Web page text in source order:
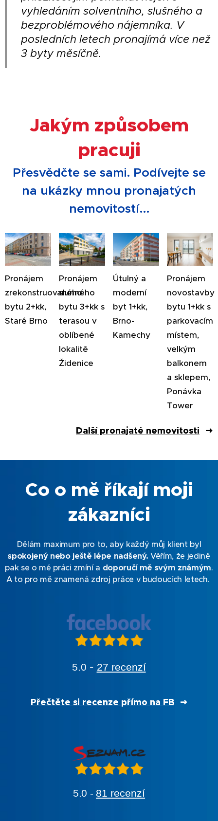
vyhledáním solventního, slušného a
bezproblémového nájemníka. V
posledních letech pronajímá více než
3 byty měsíčně.
Jakým způsobem
pracuji
Přesvědčte se sami. Podívejte se
na ukázky mnou pronajatých
nemovitostí...
Pronájem
zrekonstruovaného
bytu 2+kk,
Staré Brno
Pronájem
slunného
bytu 3+kk s
terasou v
oblíbené
lokalitě
Židenice
Útulný a
moderní
byt 1+kk,
Brno-
Kamechy
Pronájem
novostavby
bytu 1+kk s
parkovacím
místem,
velkým
balkonem
a sklepem,
Ponávka
Tower
Další pronajaté nemovitosti
Co o mě říkají moji
zákazníci
Dělám maximum pro to, aby každý můj klient byl
spokojený nebo ještě lépe nadšený. Věřím, že jedině
pak se o mé práci zmíní a doporučí mě svým známým.
A to pro mě znamená zdroj práce v budoucích letech.
5.0 - 27 recenzí
Přečtěte si recenze přímo na FB
5.0 - 81 recenzí